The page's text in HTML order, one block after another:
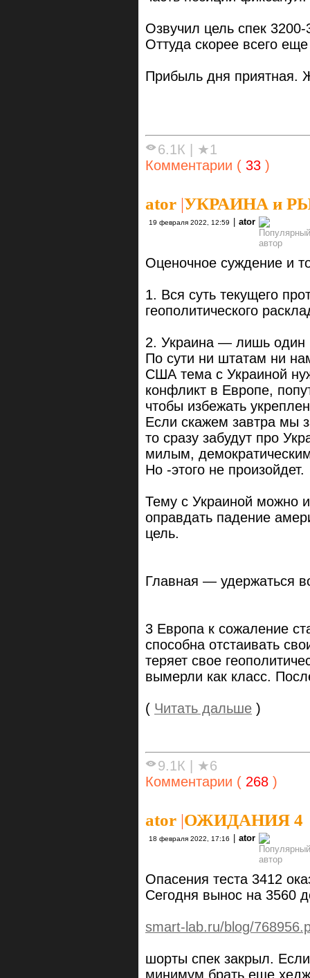
Озвучил цель спек
Оттуда скорее всего
Прибыль дня приятная.
6.1К
★1
Комментарии ( 33 )
ator |УКРАИНА и
19 февраля 2022, 12:59 ator
Оценочное суждение и
1. Вся суть текущего
геополитического
2. Украина — лишь один
По сути ни штатам ни
США тема с Украиной
конфликт в Европе,
чтобы избежать
Если скажем завтра мы
то сразу забудут про
милым,
Но -этого не произойдет.
Тему с Украиной можно
оправдать падение
цель.
Главная — удержаться
3 Европа к сожаление
способна отстаивать
теряет свое
вымерли как класс.
( Читать дальше )
9.1К
★6
Комментарии ( 268 )
ator |ОЖИДАНИЯ 4
18 февраля 2022, 17:16 ator
Опасения теста 3412
Сегодня вынос на 3560
smart-lab.ru/blog/
шорты спек закрыл.
минимум брать еще хедж